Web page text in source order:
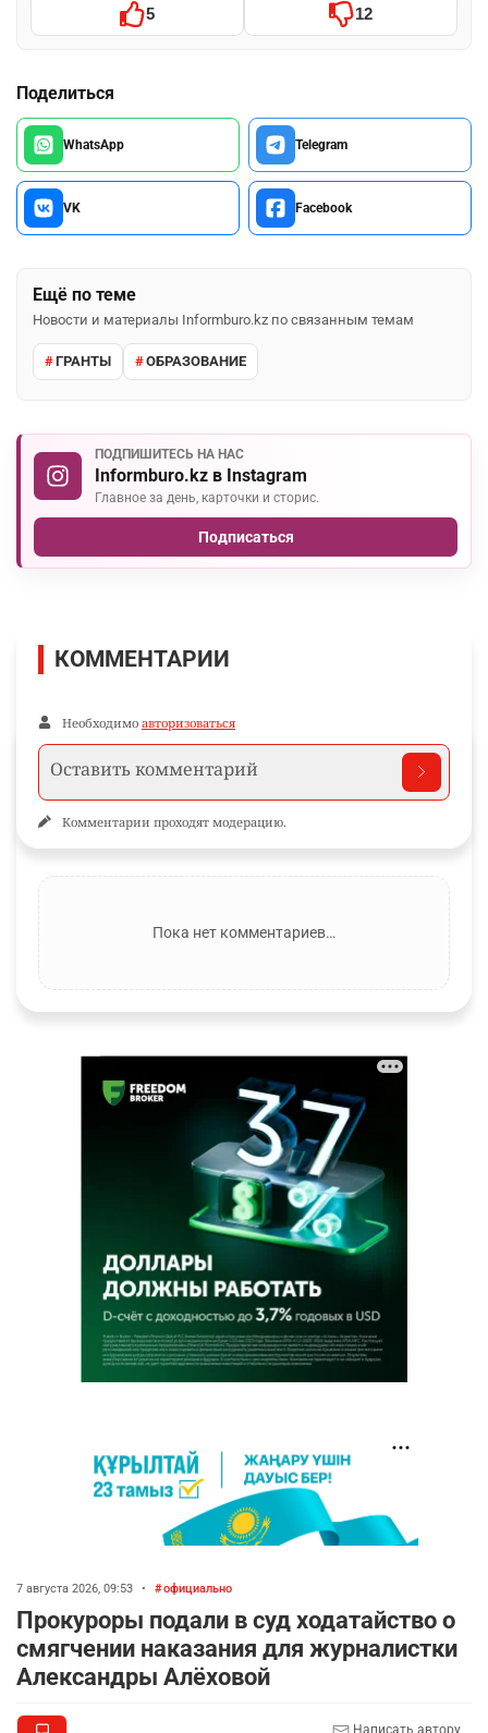
5 12
Поделиться
WhatsApp Telegram
VK Facebook
Ещё по теме
Новости и материалы Informburo.kz по связанным темам
ГРАНТЫ ОБРАЗОВАНИЕ
ПОДПИШИТЕСЬ НА НАС
Informburo.kz в Instagram
Главное за день, карточки и сторис.
Подписаться
КОММЕНТАРИИ
Необходимо авторизоваться
Комментарии проходят модерацию.
Пока нет комментариев…
7 августа 2026, 09:53 • официально
Прокуроры подали в суд ходатайство о
смягчении наказания для журналистки
Александры Алёховой
Написать автору